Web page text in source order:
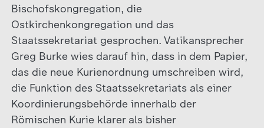
Bischofskongregation, die
Ostkirchenkongregation und das
Staatssekretariat gesprochen. Vatikansprecher
Greg Burke wies darauf hin, dass in dem Papier,
das die neue Kurienordnung umschreiben wird,
die Funktion des Staatssekretariats als einer
Koordinierungsbehörde innerhalb der
Römischen Kurie klarer als bisher